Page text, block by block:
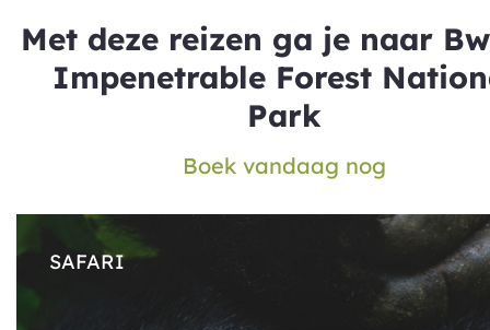
Met deze reizen ga je naar
Impenetrable Forest
Park
Boek vandaag nog
SAFARI